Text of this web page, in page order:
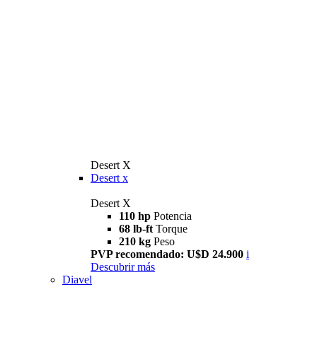
Desert X
Desert x
Desert X
110 hp Potencia
68 lb-ft Torque
210 kg Peso
PVP recomendado: U$D 24.900 i
Descubrir más
Diavel